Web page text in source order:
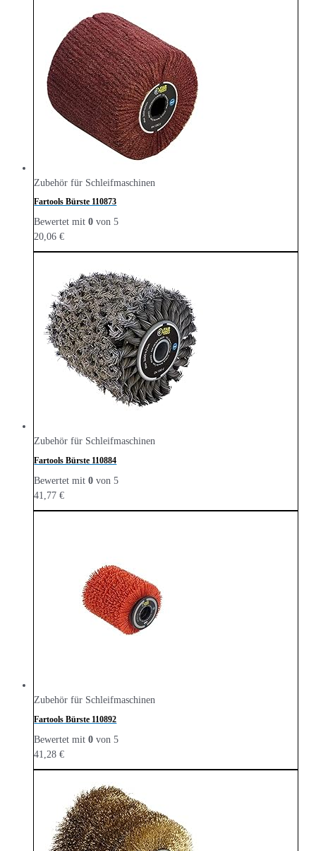
Zubehör für Schleifmaschinen
Fartools Bürste 110873
Bewertet mit0 von 5
20,06€
Zubehör für Schleifmaschinen
Fartools Bürste 110884
Bewertet mit0 von 5
41,77€
Zubehör für Schleifmaschinen
Fartools Bürste ‎110892
Bewertet mit0 von 5
41,28€